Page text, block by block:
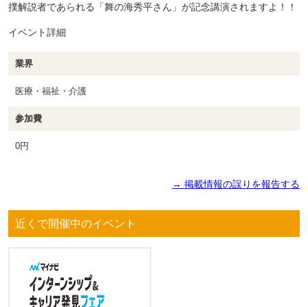
撲解説者であられる「舞の海秀平さん」が記念講演されますよ！！
イベント詳細
業界
医療・福祉・介護
参加費
0円
→ 掲載情報の誤りを報告する
近くで開催中のイベント